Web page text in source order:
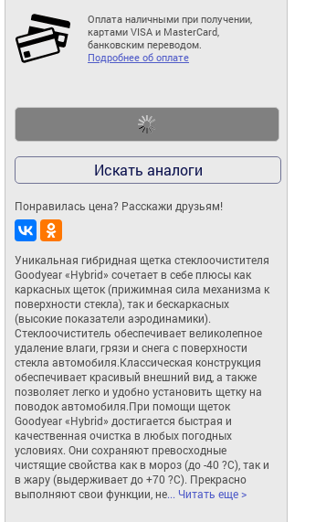
Оплата наличными при получении,
картами VISA и MasterCard,
банковским переводом.
Подробнее об оплате
Искать аналоги
Понравилась цена? Расскажи друзьям!
Уникальная гибридная щетка стеклоочистителя
Goodyear «Hybrid» сочетает в себе плюсы как
каркасных щеток (прижимная сила механизма к
поверхности стекла), так и бескаркасных
(высокие показатели аэродинамики).
Стеклоочиститель обеспечивает великолепное
удаление влаги, грязи и снега с поверхности
стекла автомобиля.Классическая конструкция
обеспечивает красивый внешний вид, а также
позволяет легко и удобно установить щетку на
поводок автомобиля.При помощи щеток
Goodyear «Hybrid» достигается быстрая и
качественная очистка в любых погодных
условиях. Они сохраняют превосходные
чистящие свойства как в мороз (до -40 ?С), так и
в жару (выдерживает до +70 ?С). Прекрасно
выполняют свои функции, не... Читать еще >